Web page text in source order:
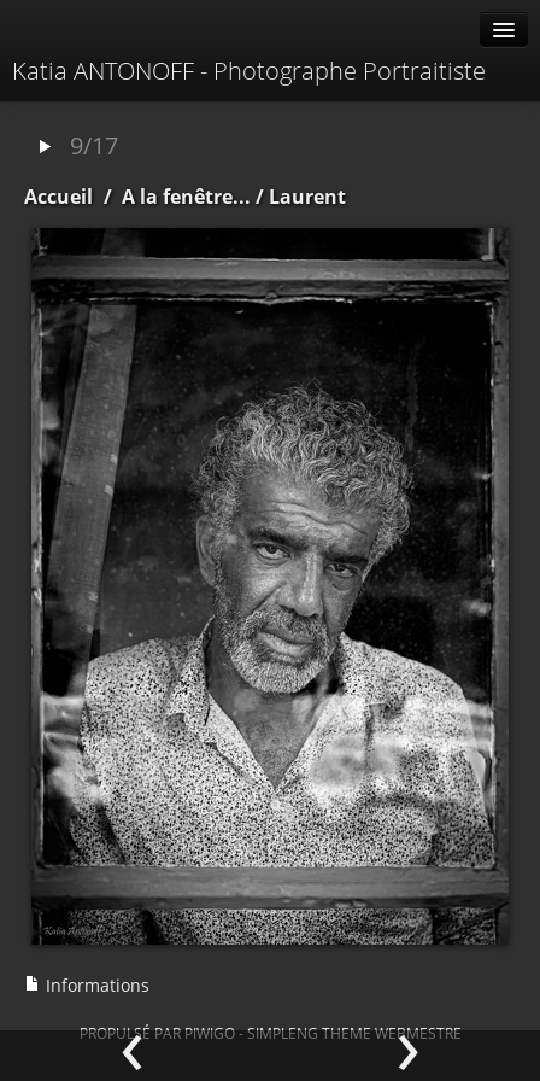
Katia ANTONOFF - Photographe Portraitiste
Contacter
9/17
Accueil / A la fenêtre... / Laurent
‹ ›
Informations
PROPULSÉ PARPIWIGO-SIMPLENG THEMEWEBMESTRE